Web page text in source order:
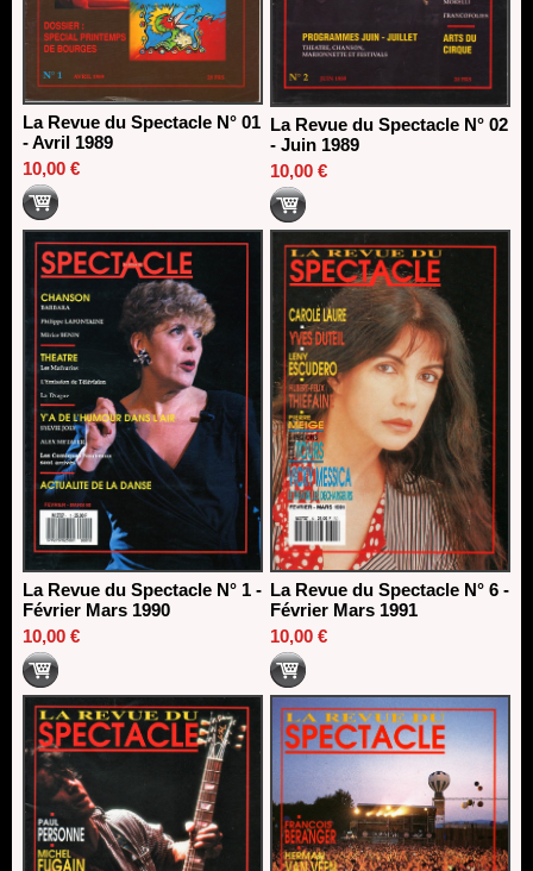
La Revue du Spectacle N° 01
- Avril 1989
10,00 €
La Revue du Spectacle N° 02
- Juin 1989
10,00 €
La Revue du Spectacle N° 1 -
Février Mars 1990
10,00 €
La Revue du Spectacle N° 6 -
Février Mars 1991
10,00 €